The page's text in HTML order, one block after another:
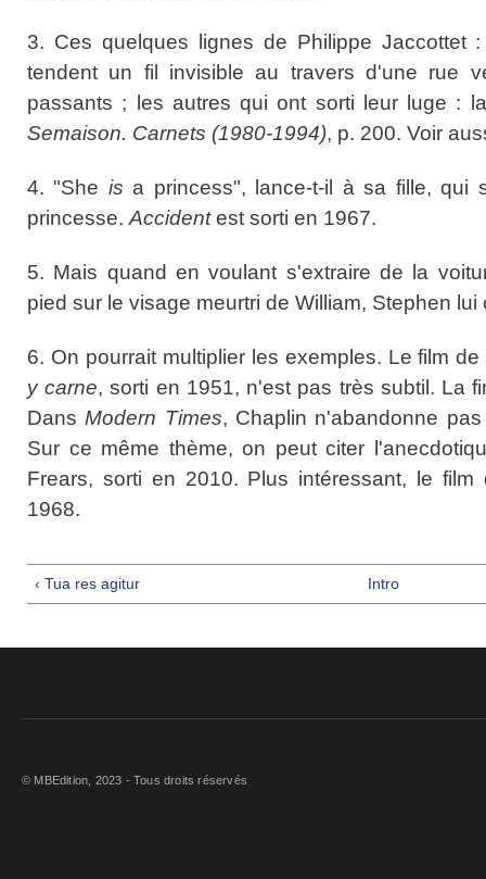
3. Ces quelques lignes de Philippe Jaccottet
tendent un fil invisible au travers d'une rue
passants ; les autres qui ont sorti leur luge :
Semaison. Carnets (1980-1994), p. 200. Voir
4. "She is a princess", lance-t-il à sa fille, qui
princesse. Accidentest sorti en 1967.
5. Mais quand en voulant s'extraire de la
pied sur le visage meurtri de William, Stephen lui
6. On pourrait multiplier les exemples. Le film
y carne, sorti en 1951, n'est pas très subtil. La
DansModern Times, Chaplin n'abandonne
Sur ce même thème, on peut citer
Frears, sorti en 2010. Plus intéressant, le
1968.
‹ Tua res agitur Intro
© MBEdition, 2023 - Tous droits réservés